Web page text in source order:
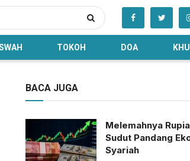
TOKOH DOA
BACA JUGA
Melemahnya
Sudut Pandang
Syariah